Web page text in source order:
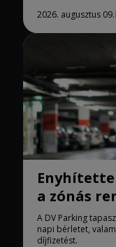
2026. augusztus 09.
a zónás
A DV Parking
napi bérletet,
díjfizetést.